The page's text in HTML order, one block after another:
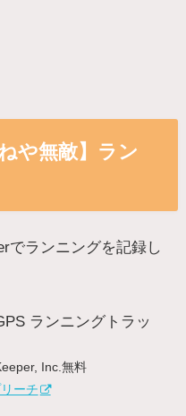
や無敵】ラン
でランニングを記録し
ランニングトラッ
Inc. 無料
ーチ